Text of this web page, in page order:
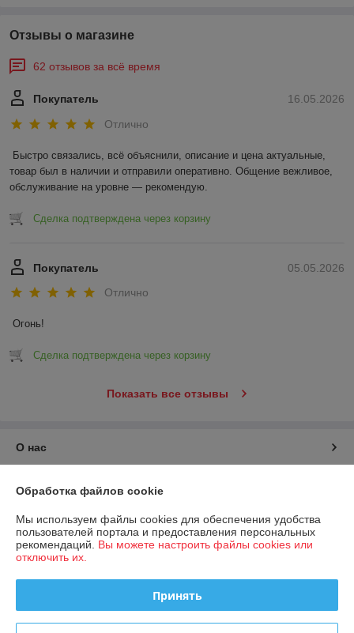
Отзывы о магазине
62 отзывов за всё время
16.05.2026
Покупатель
Отлично
Быстро связались, всё объяснили, описание и цена актуальные,
товар был в наличии и отправили оперативно. Общение вежливое,
обслуживание на уровне — рекомендую.
Сделка подтверждена через корзину
05.05.2026
Покупатель
Отлично
Огонь!
Сделка подтверждена через корзину
Показать все отзывы
О нас
Контакты
Доставка и оплата
График работы
Обработка файлов cookie
Мы используем файлы cookies для обеспечения удобства
пользователей портала и предоставления персональных
рекомендаций. Вы можете настроить файлы cookies или
отключить их.
Принять